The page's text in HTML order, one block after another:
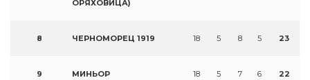
ОРЯХОВИЦА)
8 ЧЕРНОМОРЕЦ 1919 18 5 8 5 23
9 МИНЬОР 18 5 7 6 22